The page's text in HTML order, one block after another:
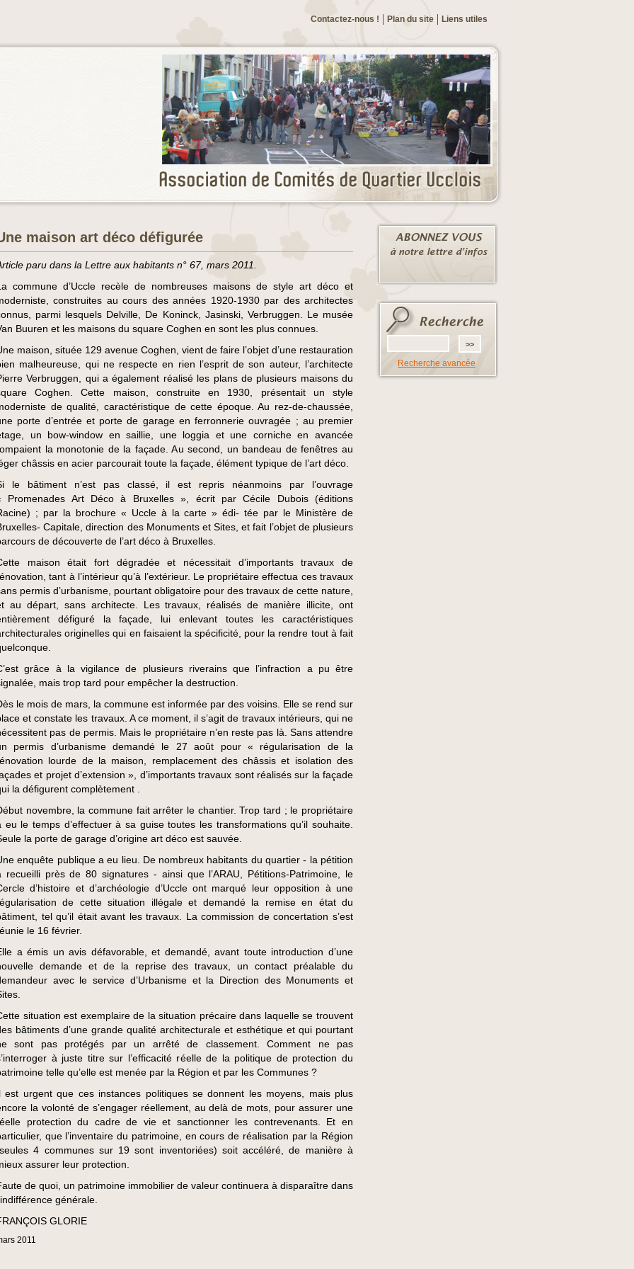
Liens utiles
Plan du site
Contactez-nous !
maison art déco défigurée
paru dans la Lettre aux habitants n° 67, mars 2011.
commune d’Uccle recèle de nombreuses maisons de style art déco et
construites au cours des années 1920-1930 par des architectes
parmi lesquels Delville, De Koninck, Jasinski, Verbruggen. Le musée
Buuren et les maisons du square Coghen en sont les plus connues.
maison, située 129 avenue Coghen, vient de faire l’objet d’une restauration
malheureuse, qui ne respecte en rien l’esprit de son auteur, l’architecte
Verbruggen, qui a également réalisé les plans de plusieurs maisons du
Coghen. Cette maison, construite en 1930, présentait un style
de qualité, caractéristique de cette époque. Au rez-de-chaussée,
porte d’entrée et porte de garage en ferronnerie ouvragée ; au premier
un bow-window en saillie, une loggia et une corniche en avancée
la monotonie de la façade. Au second, un bandeau de fenêtres au
châssis en acier parcourait toute la façade, élément typique de l’art déco.
le bâtiment n’est pas classé, il est repris néanmoins par l’ouvrage
Promenades Art Déco à Bruxelles », écrit par Cécile Dubois (éditions
; par la brochure « Uccle à la carte » édi- tée par le Ministère de
Capitale, direction des Monuments et Sites, et fait l’objet de plusieurs
de découverte de l’art déco à Bruxelles.
maison était fort dégradée et nécessitait d’importants travaux de
tant à l’intérieur qu’à l’extérieur. Le propriétaire effectua ces travaux
permis d’urbanisme, pourtant obligatoire pour des travaux de cette nature,
au départ, sans architecte. Les travaux, réalisés de manière illicite, ont
défiguré la façade, lui enlevant toutes les caractéristiques
originelles qui en faisaient la spécificité, pour la rendre tout à fait
grâce à la vigilance de plusieurs riverains que l’infraction a pu être
mais trop tard pour empêcher la destruction.
le mois de mars, la commune est informée par des voisins. Elle se rend sur
et constate les travaux. A ce moment, il s’agit de travaux intérieurs, qui ne
pas de permis. Mais le propriétaire n’en reste pas là. Sans attendre
permis d’urbanisme demandé le 27 août pour « régularisation de la
lourde de la maison, remplacement des châssis et isolation des
et projet d’extension », d’importants travaux sont réalisés sur la façade
la défigurent complètement .
novembre, la commune fait arrêter le chantier. Trop tard ; le propriétaire
eu le temps d’effectuer à sa guise toutes les transformations qu’il souhaite.
la porte de garage d’origine art déco est sauvée.
enquête publique a eu lieu. De nombreux habitants du quartier - la pétition
recueilli près de 80 signatures - ainsi que l’ARAU, Pétitions-Patrimoine, le
d’histoire et d’archéologie d’Uccle ont marqué leur opposition à une
de cette situation illégale et demandé la remise en état du
tel qu’il était avant les travaux. La commission de concertation s’est
le 16 février.
a émis un avis défavorable, et demandé, avant toute introduction d’une
demande et de la reprise des travaux, un contact préalable du
avec le service d’Urbanisme et la Direction des Monuments et
situation est exemplaire de la situation précaire dans laquelle se trouvent
bâtiments d’une grande qualité architecturale et esthétique et qui pourtant
sont pas protégés par un arrêté de classement. Comment ne pas
à juste titre sur l’efficacité réelle de la politique de protection du
telle qu’elle est menée par la Région et par les Communes ?
est urgent que ces instances politiques se donnent les moyens, mais plus
la volonté de s’engager réellement, au delà de mots, pour assurer une
protection du cadre de vie et sanctionner les contrevenants. Et en
que l’inventaire du patrimoine, en cours de réalisation par la Région
4 communes sur 19 sont inventoriées) soit accéléré, de manière à
assurer leur protection.
de quoi, un patrimoine immobilier de valeur continuera à disparaître dans
générale.
GLORIE
2011
Recherche avancée